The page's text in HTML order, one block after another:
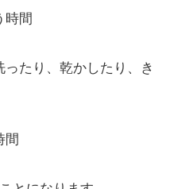
時間
ったり、乾かしたり、き
間